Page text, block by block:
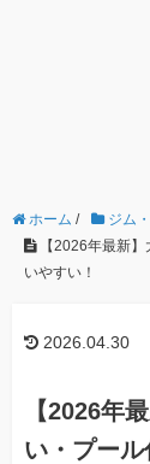
ホーム / ジム
【2026年最新
いやすい！
2026.04.30
【2026年
い・プール